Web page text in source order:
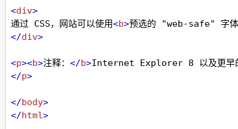
<div>
通过 CSS，网站可以使用<b>预选的 "web-safe" 字体
</div>
<p><b>注释： </b>Internet Explorer 8 以及更早
</p>
</body>
</html>